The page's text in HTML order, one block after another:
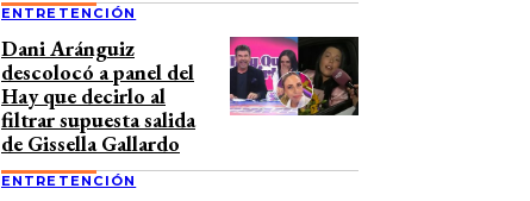
ENTRETENCIÓN
Dani Aránguiz
descolocó a panel del
Hay que decirlo al
filtrar supuesta salida
de Gissella Gallardo
ENTRETENCIÓN